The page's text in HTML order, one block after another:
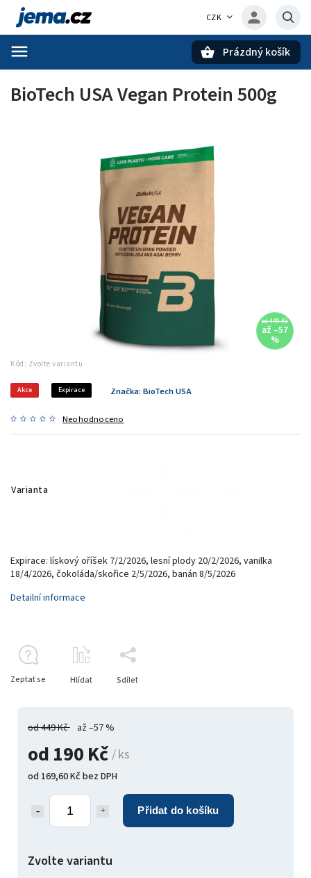
CZK
Prázdný košík
BioTech USA Vegan Protein 500g
od 449 Kč
až –57
%
Kód: Zvolte variantu
Akce Expirace
Neohodnoceno
Značka: BioTech USA
Varianta
od 449 Kč až –57 %
od 190 Kč / ks
od 169,60 Kčbez DPH
Přidat do košíku
Zvolte variantu
Expirace: lískový oříšek 7/2/2026, lesní plody 20/2/2026, vanilka
18/4/2026, čokoláda/skořice 2/5/2026, banán 8/5/2026
Detailní informace
Zeptat se Hlídat Sdílet